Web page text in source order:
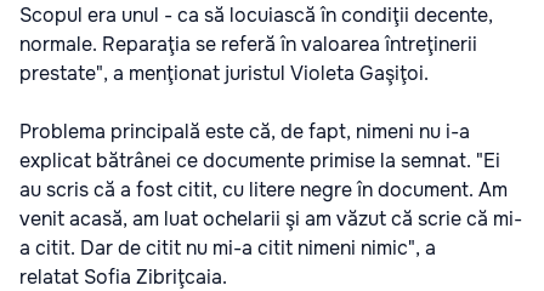
Scopul era unul - ca să locuiască în condiţii decente,
normale. Reparaţia se referă în valoarea întreţinerii
prestate", a menţionat juristul Violeta Gaşiţoi.
Problema principală este că, de fapt, nimeni nu i-a
explicat bătrânei ce documente primise la semnat. "Ei
au scris că a fost citit, cu litere negre în document. Am
venit acasă, am luat ochelarii şi am văzut că scrie că mi-
a citit. Dar de citit nu mi-a citit nimeni nimic", a
relatat Sofia Zibriţcaia.